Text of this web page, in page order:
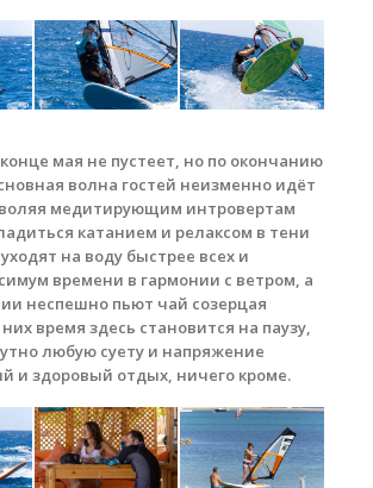
мая не пустеет, но по окончанию
волна гостей неизменно идёт
медитирующим интровертам
катанием и релаксом в тени
на воду быстрее всех и
времени в гармонии с ветром, а
неспешно пьют чай созерцая
время здесь становится на паузу,
любую суету и напряжение
и здоровый отдых, ничего кроме.